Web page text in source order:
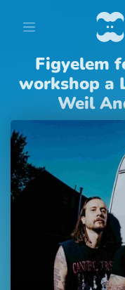
Figyelem
workshop a
Weil